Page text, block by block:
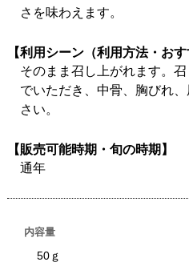
さを味わえます。
【利用シーン（利用方法・おす
そのまま召し上がれます。
でいただき、中骨、胸びれ
さい。
【販売可能時期・旬の時期】
通年
内容量
50ｇ